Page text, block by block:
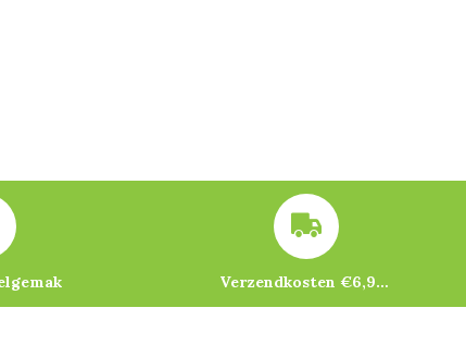
Verzendkosten €6,95 – gratis bij je eerste bestelling vanaf €200